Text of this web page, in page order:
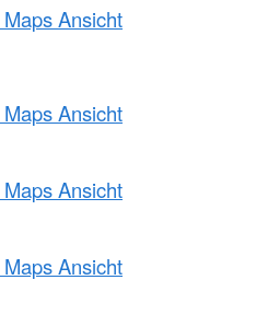
Ansicht
Ansicht
Ansicht
Ansicht